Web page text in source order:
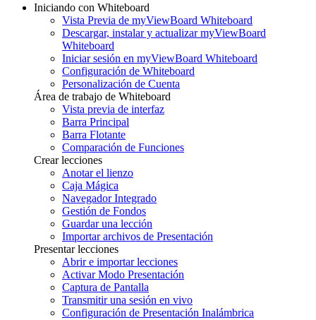
Iniciando con Whiteboard
Vista Previa de myViewBoard Whiteboard
Descargar, instalar y actualizar myViewBoard
Whiteboard
Iniciar sesión en myViewBoard Whiteboard
Configuración de Whiteboard
Personalización de Cuenta
Área de trabajo de Whiteboard
Vista previa de interfaz
Barra Principal
Barra Flotante
Comparación de Funciones
Crear lecciones
Anotar el lienzo
Caja Mágica
Navegador Integrado
Gestión de Fondos
Guardar una lección
Importar archivos de Presentación
Presentar lecciones
Abrir e importar lecciones
Activar Modo Presentación
Captura de Pantalla
Transmitir una sesión en vivo
Configuración de Presentación Inalámbrica